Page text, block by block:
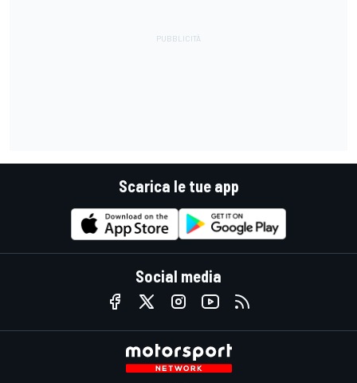
Scarica le tue app
Social media